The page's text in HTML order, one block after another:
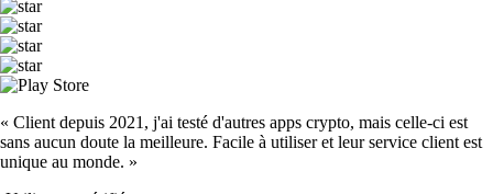
« Client depuis 2021, j'ai testé d'autres apps crypto, mais celle-ci est
sans aucun doute la meilleure. Facile à utiliser et leur service client est
unique au monde. »